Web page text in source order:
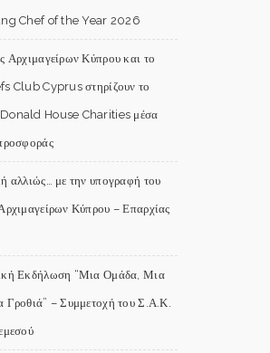
Chef of the Year 2026
Αρχιμαγείρων Κύπρου και το
Club Cyprus στηρίζουν το
House Charities μέσα
αλλιώς… με την υπογραφή του
Κύπρου – Επαρχίας
Εκδήλωση “Μια Ομάδα, Μια
– Συμμετοχή του Σ.Α.Κ.